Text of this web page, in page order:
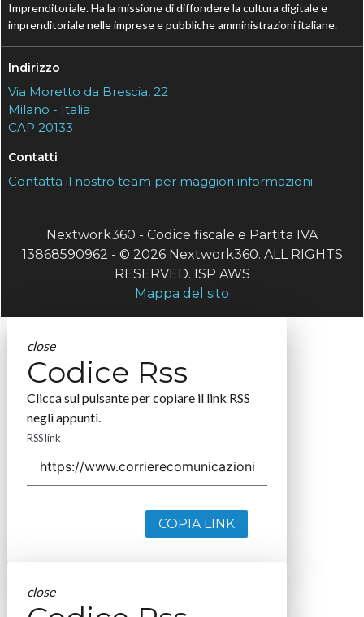
Imprenditoriale. Ha la missione di diffondere la cultura digitale e
imprenditoriale nelle imprese e pubbliche amministrazioni italiane.
Indirizzo
Via Moretto da Brescia, 22
Milano - Italia
CAP 20133
Contatti
Contatta il nostro team per maggiori informazioni
Nextwork360 - Codice fiscale e Partita IVA
13868590962 - © 2026 Nextwork360. ALL RIGHTS
RESERVED. ISP AWS
Mappa del sito
close
Codice Rss
Clicca sul pulsante per copiare il link RSS
negli appunti.
RSS link
COPIA LINK
close